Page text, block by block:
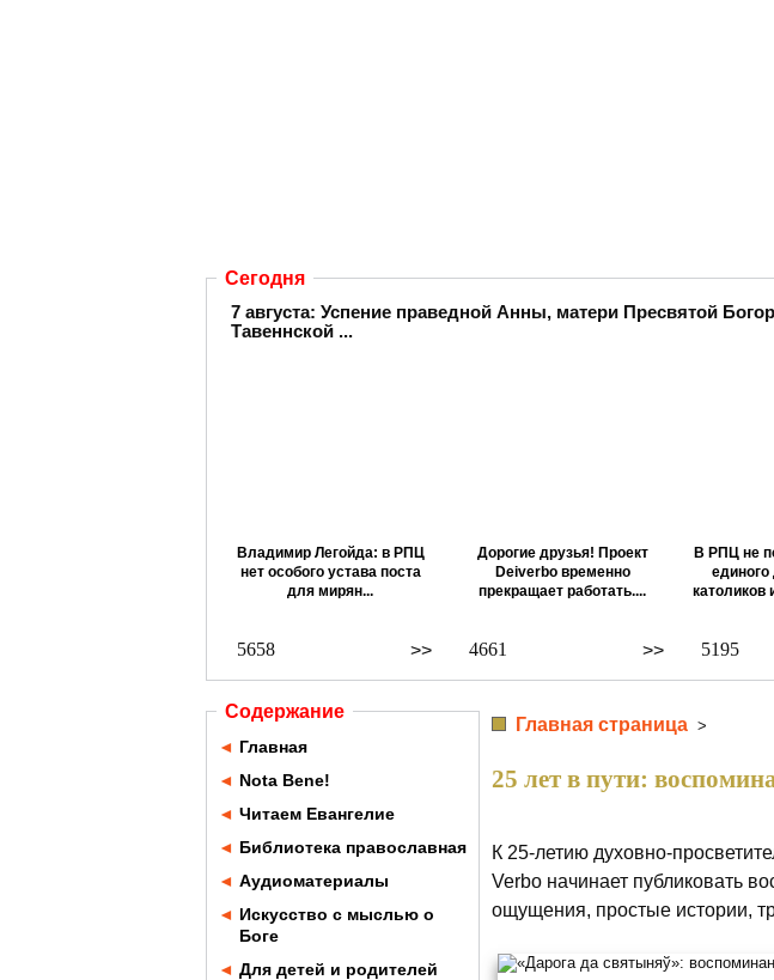
Сегодня
7 августа: Успение праведной Анны, матери Пресвятой
Тавеннской ...
Владимир Легойда: в РПЦ
нет особого устава поста
для мирян...
>>
5658
Дорогие друзья! Проект
Deiverbo временно
прекращает работать....
>>
4661
В РПЦ не
католиков
5195
Содержание
◄ Главная
◄ Nota Bene!
◄ Читаем Евангелие
◄ Библиотека православная
◄ Аудиоматериалы
◄ Искусство с мыслью о
Боге
◄ Для детей и родителей
Главная страница >
25 лет в пути:
К 25-летию духовно-
Verbo начинает публиковать
ощущения, простые истории,